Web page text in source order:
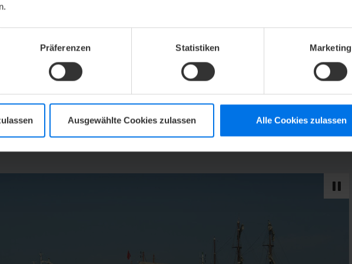
Präferenzen Statistiken Marketing
Ausgewählte Cookies zulassen Alle Cookies zulassen
Sailing-CUP.
Land erleben. Die einzige Traditionssegler-Regatta an der Nordsee führt
JadeWeserPort vorbei. Die Einlaufparade der Segler am Nachmittag ist ein
und zudem ein beliebtes Fotomotiv. Das Rahmenprogramm reicht von
und Schiffsbesichtigungen, bis hin zu einem bunten
steht bereits fest: Es wird bunt und maritim – an allen Tagen!
erhalten Sie hier:
www.wilhelmshaven-sailing-cup.de